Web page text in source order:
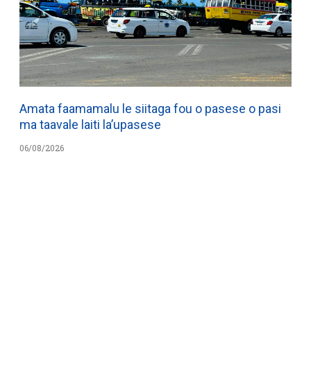
Amata faamamalu le siitaga fou o pasese o pasi
ma taavale laiti la’upasese
06/08/2026